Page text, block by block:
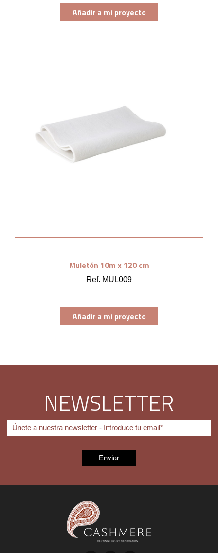
Añadir a mi proyecto
Muletón 10m x 120 cm
Ref. MUL009
Añadir a mi proyecto
NEWSLETTER